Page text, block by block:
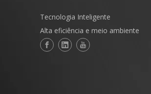
Tecnologia Inteligente
Alta eficiência e meio ambiente